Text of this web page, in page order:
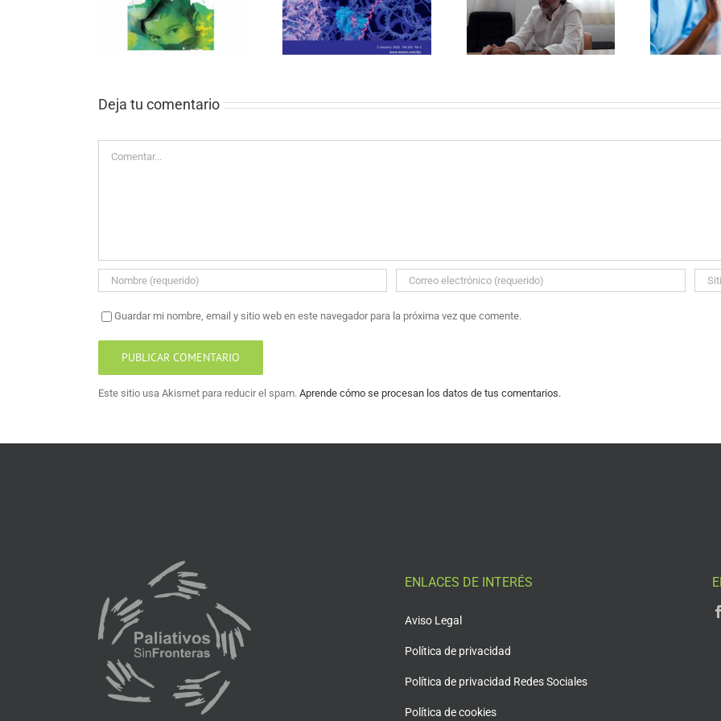
British Journal of Cáncer
Research, 2021
FERNANDO CARMONA
SOBRE LOS CUIDADOS
PALIATIVOS
POR FERNANDO
SAVATER
Deja tu comentario
Guardar mi nombre, email y sitio web en este navegador para la próxima vez que comente.
Este sitio usa Akismet para reducir el spam. Aprende cómo se procesan los datos de tus comentarios.
ENLACES DE INTERÉS
Aviso Legal
Política de privacidad
Política de privacidad Redes Sociales
Política de cookies